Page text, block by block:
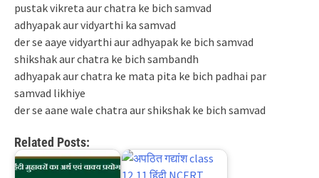
pustak vikreta aur chatra ke bich samvad
adhyapak aur vidyarthi ka samvad
der se aaye vidyarthi aur adhyapak ke bich samvad
shikshak aur chatra ke bich sambandh
adhyapak aur chatra ke mata pita ke bich padhai par
samvad likhiye
der se aane wale chatra aur shikshak ke bich samvad
Related Posts: